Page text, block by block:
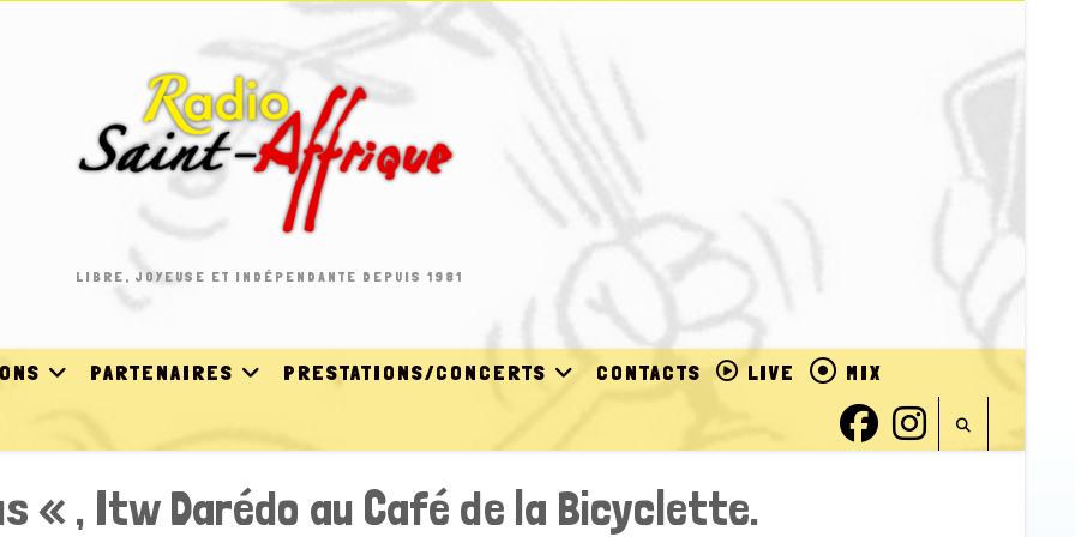
LIBRE, JOYEUSE ET INDÉPENDANTE DEPUIS 1981
PARTENAIRES PRESTATIONS/CONCERTS CONTACTS LIVE MIX
« , Itw Darédo au Café de la Bicyclette.